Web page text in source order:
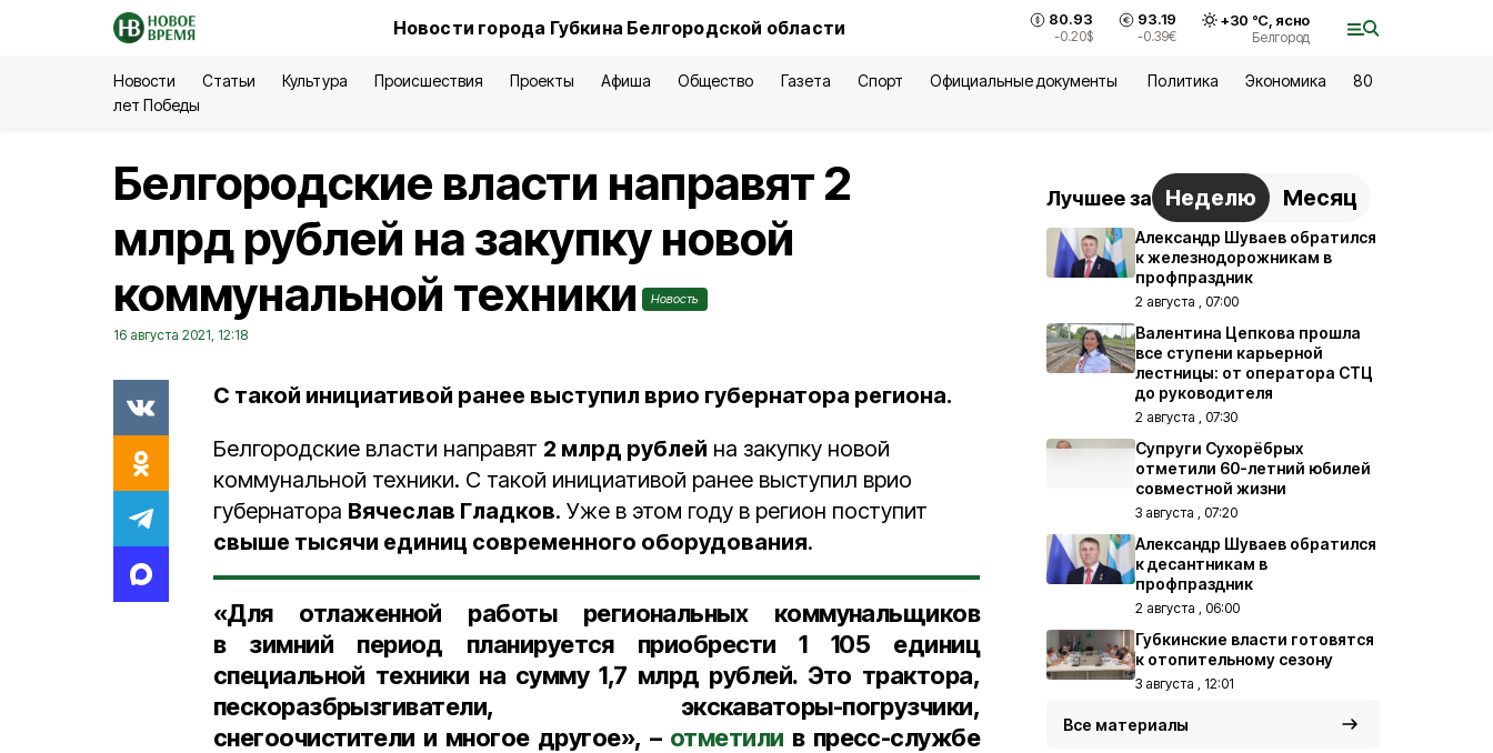
Новости города Губкина Белгородской области 80.93
-0.20$
93.19
-0.39€
+30 °С, ясно
Белгород
Новости Статьи Культура Происшествия Проекты Афиша Общество Газета Спорт Официальные документы Политика Экономика
80
лет Победы
Белгородские власти направят 2
млрд рублей на закупку новой
коммунальной техники
Новость
16 августа 2021, 12:18
С такой инициативой ранее выступил врио губернатора региона.
Белгородские власти направят 2 млрд рублей на закупку новой
коммунальной техники. С такой инициативой ранее выступил врио
губернатора Вячеслав Гладков. Уже в этом году в регион поступит
свыше тысячи единиц современного оборудования.
«Для отлаженной работы региональных коммунальщиков
в зимний период планируется приобрести 1 105 единиц
специальной техники на сумму1,7 млрд рублей. Это трактора,
пескоразбрызгиватели, экскаваторы-погрузчики,
снегоочистители и многое другое», – отметили в пресс-службе
Лучшее за Неделю Месяц
Александр Шуваев обратился
к железнодорожникам в
профпраздник
2 августа , 07:00
Валентина Цепкова прошла
все ступени карьерной
лестницы: от оператора СТЦ
до руководителя
2 августа , 07:30
Супруги Сухорёбрых
отметили 60-летний юбилей
совместной жизни
3 августа , 07:20
Александр Шуваев обратился
к десантникам в
профпраздник
2 августа , 06:00
Губкинские власти готовятся
к отопительному сезону
3 августа , 12:01
Все материалы